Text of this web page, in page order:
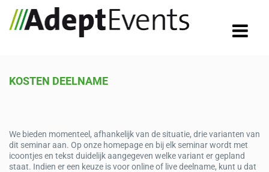
KOSTEN DEELNAME
We bieden momenteel, afhankelijk van de situatie, drie varianten van
dit seminar aan. Op onze homepage en bij elk seminar wordt met
icoontjes en tekst duidelijk aangegeven welke variant er gepland
staat. Indien er een keuze is voor online of live deelname, kunt u dat